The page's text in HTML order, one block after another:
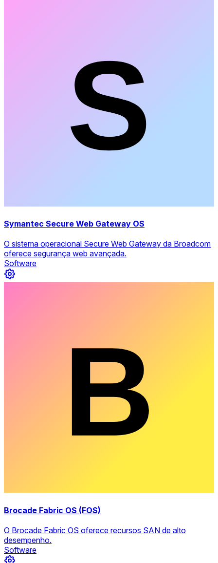
Symantec Secure Web Gateway OS
O sistema operacional Secure Web Gateway da Broadcom
oferece segurança web avançada.
Software
Brocade Fabric OS (FOS)
O Brocade Fabric OS oferece recursos SAN de alto
desempenho.
Software